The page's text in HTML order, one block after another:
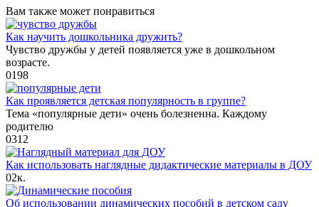
Вам также может понравиться
Как научить дошкольника дружить?
Чувство дружбы у детей появляется уже в дошкольном
возрасте.
0198
Как проявляется детская популярность в группе?
Тема «популярные дети» очень болезненна. Каждому
родителю
0312
Как использовать наглядные дидактические материалы в ДОУ
02к.
Об использовании динамических пособий в детском саду